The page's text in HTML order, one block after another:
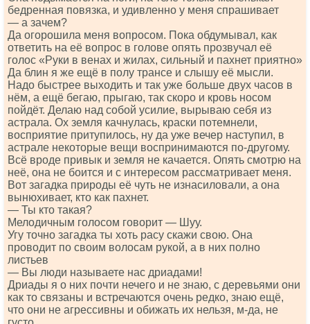
бедренная повязка, и удивленно у меня спрашивает
— а зачем?
Да огорошила меня вопросом. Пока обдумывал, как
ответить на её вопрос в голове опять прозвучал её
голос «Руки в венах и жилах, сильный и пахнет приятно»
Да блин я же ещё в полу трансе и слышу её мысли.
Надо быстрее выходить и так уже больше двух часов в
нём, а ещё бегаю, прыгаю, так скоро и кровь носом
пойдёт. Делаю над собой усилие, вырываю себя из
астрала. Ох земля качнулась, краски потемнели,
восприятие притупилось, ну да уже вечер наступил, в
астрале некоторые вещи воспринимаются по-другому.
Всё вроде привык и земля не качается. Опять смотрю на
неё, она не боится и с интересом рассматривает меня.
Вот загадка природы её чуть не изнасиловали, а она
вынюхивает, кто как пахнет.
— Ты кто такая?
Мелодичным голосом говорит — Шуу.
Угу точно загадка ты хоть расу скажи свою. Она
проводит по своим волосам рукой, а в них полно
листьев
— Вы люди называете нас дриадами!
Дриады я о них почти нечего и не знаю, с деревьями они
как то связаны и встречаются очень редко, знаю ещё,
что они не агрессивны и обижать их нельзя, м-да, не